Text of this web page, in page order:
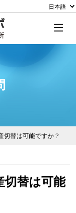
切替は可能ですか？
切替は可能